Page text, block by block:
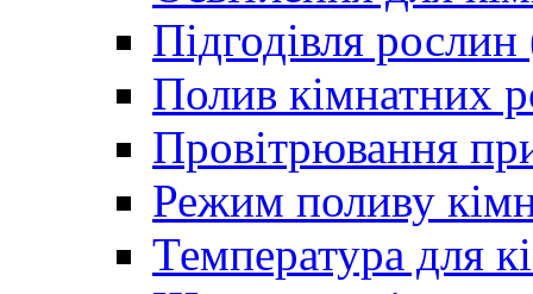
Підгодівля
Полив кімнатних
Провітрювання
Режим поливу
Температура для